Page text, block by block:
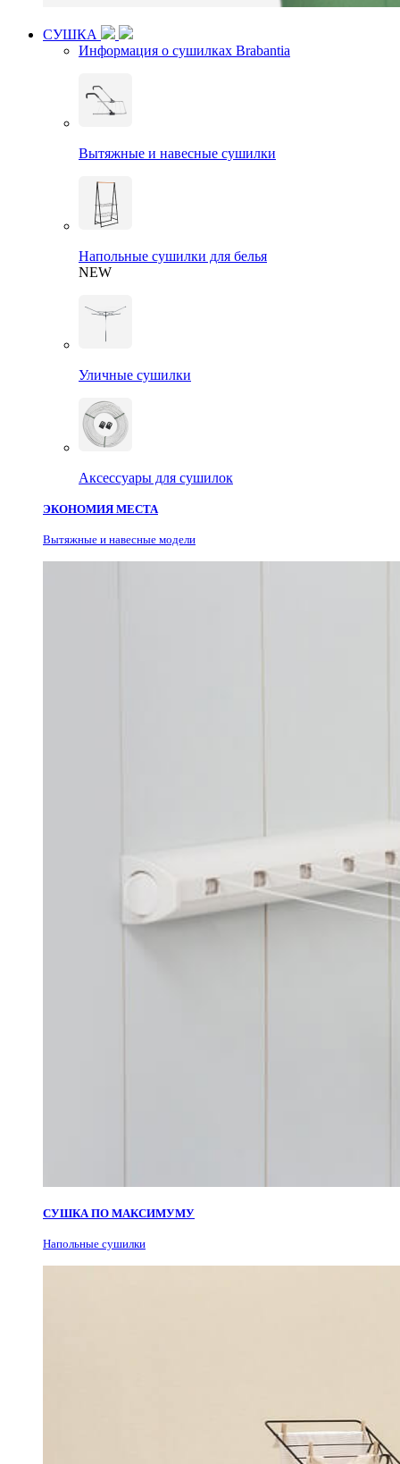
СУШКА
Информация о сушилках Brabantia
Вытяжные и навесные сушилки
Напольные сушилки для белья
NEW
Уличные сушилки
Аксессуары для сушилок
ЭКОНОМИЯ МЕСТА
Вытяжные и навесные модели
СУШКА ПО МАКСИМУМУ
Напольные сушилки